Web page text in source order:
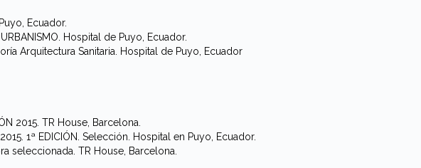
Ecuador.
Hospital de Puyo, Ecuador.
Arquitectura Sanitaria. Hospital de Puyo, Ecuador
2015. TR House, Barcelona.
1ª EDICIÓN. Selección. Hospital en Puyo, Ecuador.
seleccionada. TR House, Barcelona.